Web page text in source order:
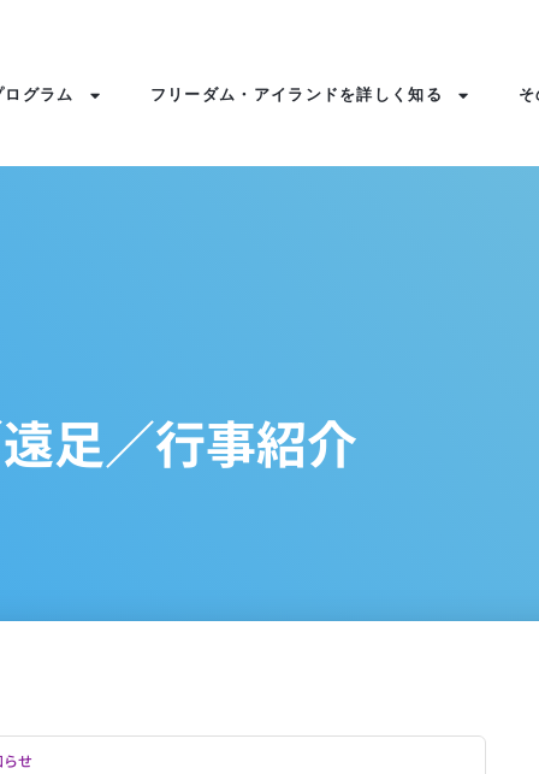
ログラム フリーダム・アイランドを詳しく知る
足／行事紹介
せ